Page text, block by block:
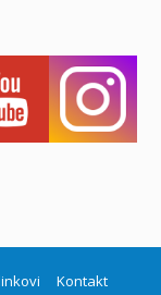
Kontakt